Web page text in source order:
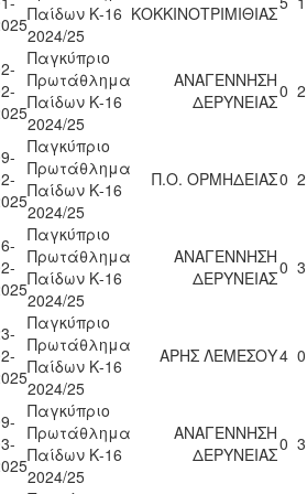
Παίδων Κ-16
2024/25
ΚΟΚΚΙΝΟΤΡΙΜΙΘΙΑΣ
Παγκύπριο
Πρωτάθλημα
Παίδων Κ-16
2024/25
ΑΝΑΓΕΝΝΗΣΗ
ΔΕΡΥΝΕΙΑΣ0 2
Παγκύπριο
Πρωτάθλημα
Παίδων Κ-16
2024/25
Π.Ο. ΟΡΜΗΔΕΙΑΣ0 2
Παγκύπριο
Πρωτάθλημα
Παίδων Κ-16
2024/25
ΑΝΑΓΕΝΝΗΣΗ
ΔΕΡΥΝΕΙΑΣ0 3
Παγκύπριο
Πρωτάθλημα
Παίδων Κ-16
2024/25
ΑΡΗΣ ΛΕΜΕΣΟΥ4 0
Παγκύπριο
Πρωτάθλημα
Παίδων Κ-16
2024/25
ΑΝΑΓΕΝΝΗΣΗ
ΔΕΡΥΝΕΙΑΣ0 3